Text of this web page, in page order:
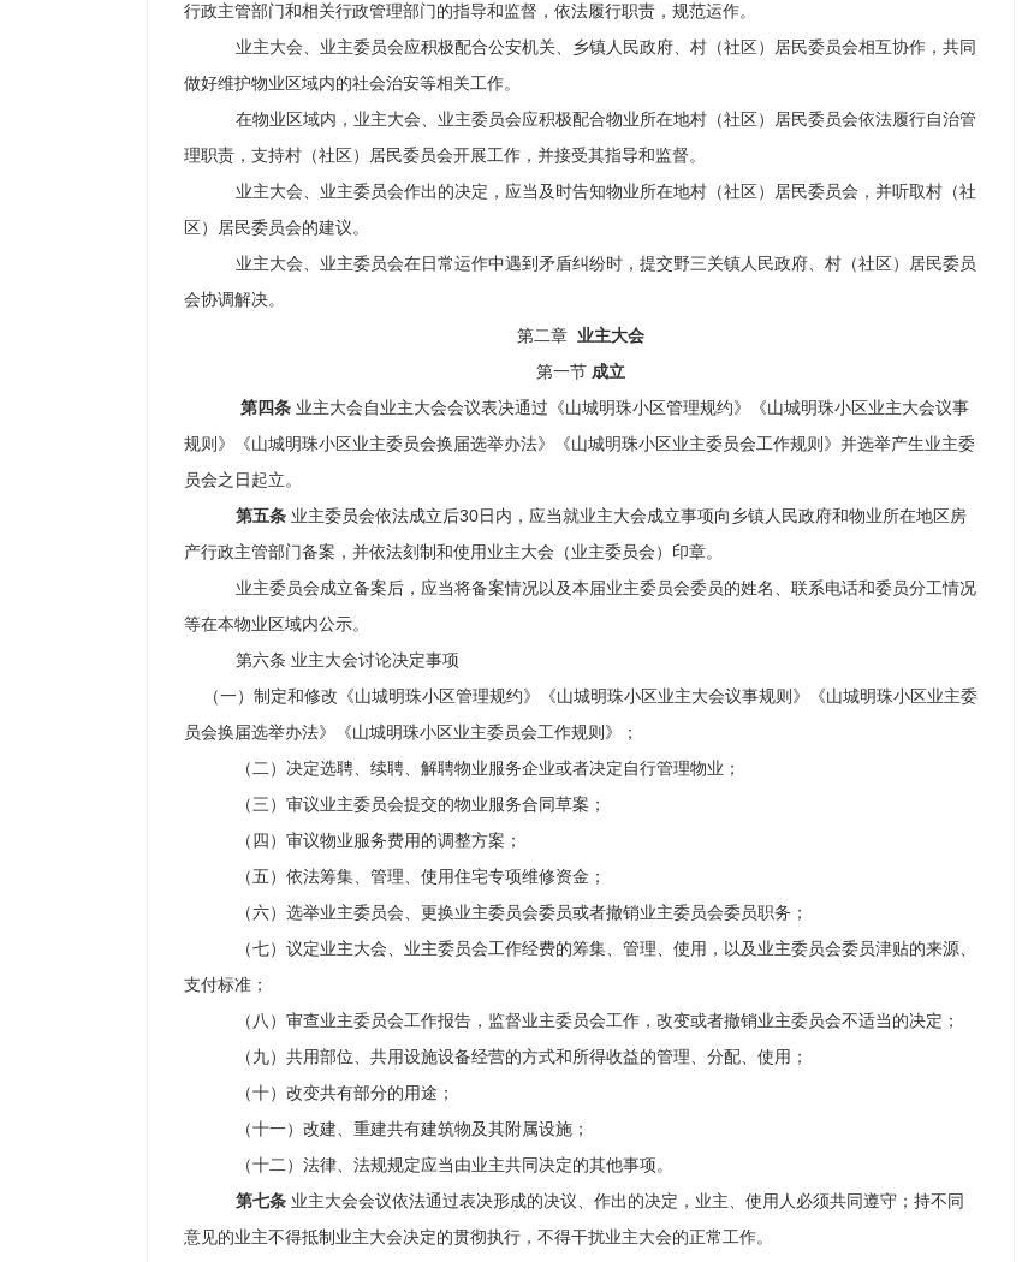
行政主管部门和相关行政管理部门的指导和监督，依法履行职责，规范运作。
业主大会、业主委员会应积极配合公安机关、乡镇人民政府、村（社区）居民委员会相互协作，共同
做好维护物业区域内的社会治安等相关工作。
在物业区域内，业主大会、业主委员会应积极配合物业所在地村（社区）居民委员会依法履行自治管
理职责，支持村（社区）居民委员会开展工作，并接受其指导和监督。
业主大会、业主委员会作出的决定，应当及时告知物业所在地村（社区）居民委员会，并听取村（社
区）居民委员会的建议。
业主大会、业主委员会在日常运作中遇到矛盾纠纷时，提交野三关镇人民政府、村（社区）居民委员
会协调解决。
第二章 业主大会
第一节 成立
第四条 业主大会自业主大会会议表决通过《山城明珠小区管理规约》《山城明珠小区业主大会议事
规则》《山城明珠小区业主委员会换届选举办法》《山城明珠小区业主委员会工作规则》并选举产生业主委
员会之日起立。
第五条业主委员会依法成立后30日内，应当就业主大会成立事项向乡镇人民政府和物业所在地区房
产行政主管部门备案，并依法刻制和使用业主大会（业主委员会）印章。
业主委员会成立备案后，应当将备案情况以及本届业主委员会委员的姓名、联系电话和委员分工情况
等在本物业区域内公示。
第六条 业主大会讨论决定事项
（一）制定和修改 《山城明珠小区管理规约》《山城明珠小区业主大会议事规则》《山城明珠小区业主委
员会换届选举办法》《山城明珠小区业主委员会工作规则》；
（二）决定选聘、续聘、解聘物业服务企业或者决定自行管理物业；
（三）审议业主委员会提交的物业服务合同草案；
（四）审议物业服务费用的调整方案；
（五）依法筹集、管理、使用住宅专项维修资金；
（六）选举业主委员会、更换业主委员会委员或者撤销业主委员会委员职务；
（七）议定业主大会、业主委员会工作经费的筹集、管理、使用，以及业主委员会委员津贴的来源、
支付标准；
（八）审查业主委员会工作报告，监督业主委员会工作，改变或者撤销业主委员会不适当的决定；
（九）共用部位、共用设施设备经营的方式和所得收益的管理、分配、使用；
（十）改变共有部分的用途；
（十一）改建、重建共有建筑物及其附属设施；
（十二）法律、法规规定应当由业主共同决定的其他事项。
第七条 业主大会会议依法通过表决形成的决议、作出的决定，业主、使用人必须共同遵守；持不同
意见的业主不得抵制业主大会决定的贯彻执行，不得干扰业主大会的正常工作。